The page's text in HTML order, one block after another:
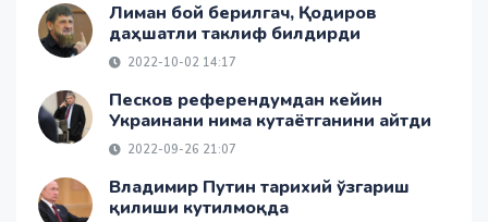
Лиман бой берилгач, Қодиров
даҳшатли таклиф билдирди
2022-10-02 14:17
Песков референдумдан кейин
Украинани нима кутаётганини айтди
2022-09-26 21:07
Владимир Путин тарихий ўзгариш
қилиши кутилмоқда